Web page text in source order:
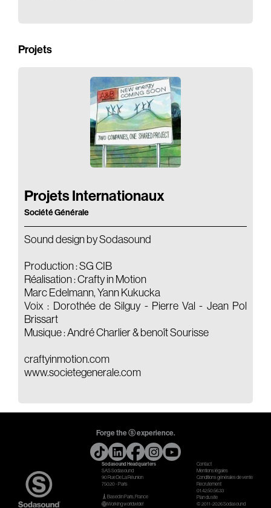
Projets
Projets Internationaux
Société Générale
Sound design by Sodasound
Production : SG CIB
Réalisation : Crafty in Motion
Marc Edelmann, Yann Kukucka
Voix : Dorothée de Silguy - Pierre Val - Jean Pol
Brissart
Musique : André Charlier & benoît Sourisse
craftyinmotion.com
www.societegenerale.com
Forge the ⓢ experience.
Sodasound Headquarters
SAS Sodasound
90 Rue De La Réunion
75020 - Paris
Based in Paris, France
Working worldwide!
Contact
Mentions légales
Conditions générales de vente
Recrutement
01.42.50.56.33
Plan du site
© 2011-2026 Sodasound